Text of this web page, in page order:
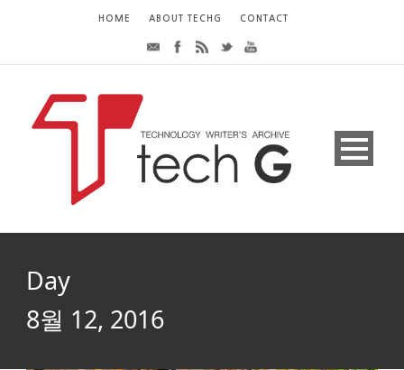
HOME ABOUT TECHG CONTACT
Day
8월 12, 2016